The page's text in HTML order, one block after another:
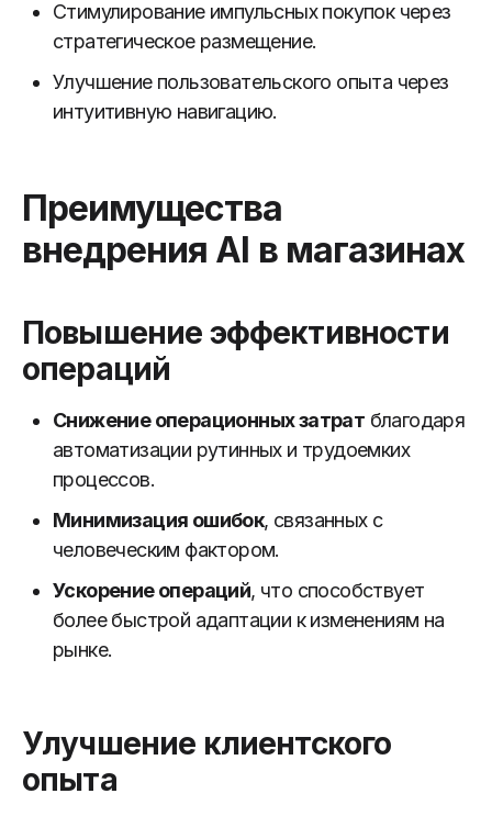
Стимулирование импульсных покупок через
стратегическое размещение.
Улучшение пользовательского опыта через
интуитивную навигацию.
Преимущества
внедрения AI в магазинах
Повышение эффективности
операций
Снижение операционных затрат благодаря
автоматизации рутинных и трудоемких
процессов.
Минимизация ошибок, связанных с
человеческим фактором.
Ускорение операций, что способствует
более быстрой адаптации к изменениям на
рынке.
Улучшение клиентского
опыта